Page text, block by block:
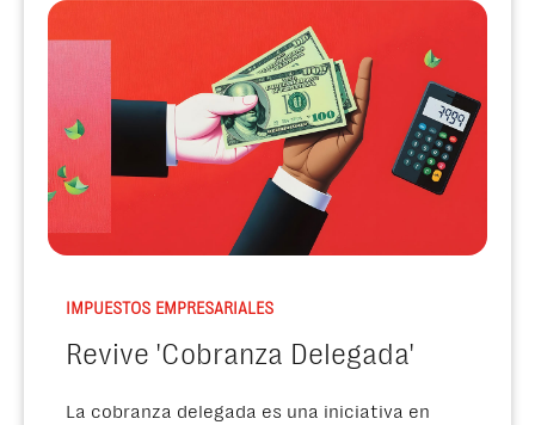
IMPUESTOS EMPRESARIALES
Revive 'Cobranza Delegada'
La cobranza delegada es una iniciativa en